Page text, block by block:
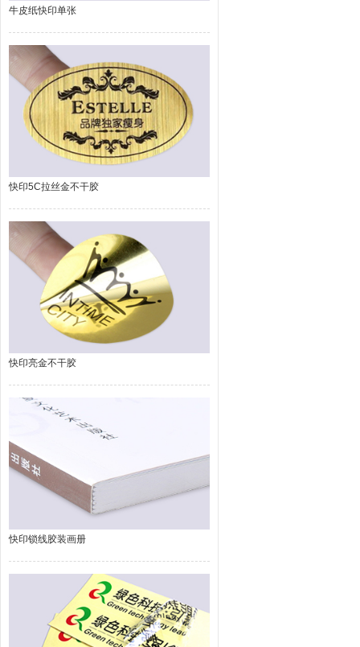
牛皮纸快印单张
快印5C拉丝金不干胶
快印亮金不干胶
快印锁线胶装画册